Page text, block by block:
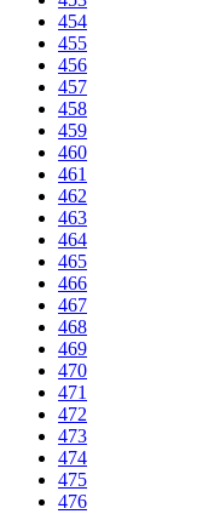
454
455
456
457
458
459
460
461
462
463
464
465
466
467
468
469
470
471
472
473
474
475
476